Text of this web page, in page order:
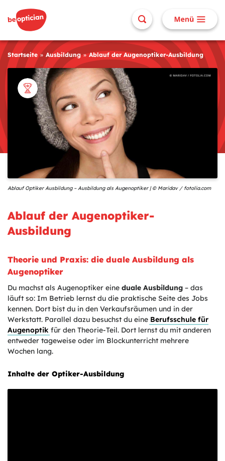
Startseite Ausbildung Ablauf der Augenoptiker-Ausbildung
Ablauf Optiker Ausbildung – Ausbildung als Augenoptiker | © Maridav / fotolia.com
Ablauf der Augenoptiker-
Ausbildung
Theorie und Praxis: die duale Ausbildung als
Augenoptiker
Du machst als Augenoptiker eine duale Ausbildung – das
läuft so: Im Betrieb lernst du die praktische Seite des Jobs
kennen. Dort bist du in den Verkaufsräumen und in der
Werkstatt. Parallel dazu besuchst du eine Berufsschule für
Augenoptik für den Theorie-Teil. Dort lernst du mit anderen
entweder tageweise oder im Blockunterricht mehrere
Wochen lang.
Inhalte der Optiker-Ausbildung